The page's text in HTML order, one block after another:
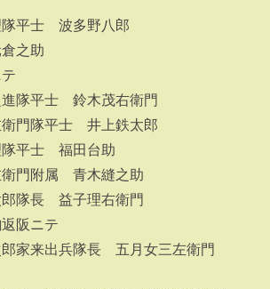
平士 波多野八郎
之助
隊平士 鈴木茂右衛門
門隊平士 井上鉄太郎
平士 福田台助
門附属 青木縫之助
隊長 益子理右衛門
阪ニテ
家来出兵隊長 五月女三左衛門